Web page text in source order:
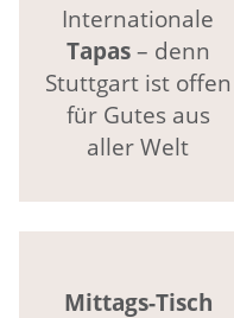
Internationale
Tapas– denn
Stuttgart ist offen
für Gutes aus
aller Welt
Mittags-Tisch